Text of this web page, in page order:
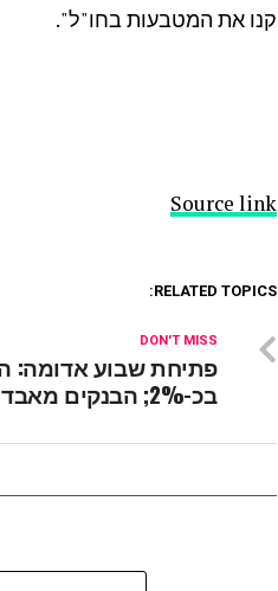
קנו את המטבעות בחו"ל".
Source link
RELATED TOPICS:
DON'T MISS
פתיחת שבוע אדומה:
בכ-2%; הבנקים מאבדים 1.5%